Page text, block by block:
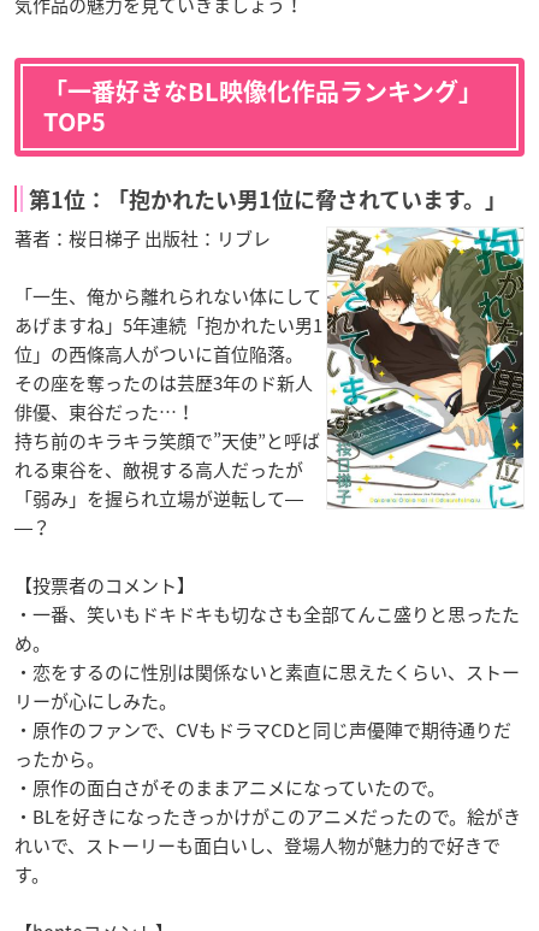
「一番好きなBL映像化作品ランキング」
TOP5
第1位：「抱かれたい男1位に脅されています。」
著者：桜日梯子 出版社：リブレ
「一生、俺から離れられない体にして
あげますね」5年連続「抱かれたい男1
位」の西條高人がついに首位陥落。
その座を奪ったのは芸歴3年のド新人
俳優、東谷だった…！
持ち前のキラキラ笑顔で”天使”と呼ば
れる東谷を、敵視する高人だったが
「弱み」を握られ立場が逆転して―
―？
【投票者のコメント】
・一番、笑いもドキドキも切なさも全部てんこ盛りと思ったた
め。
・恋をするのに性別は関係ないと素直に思えたくらい、ストー
リーが心にしみた。
・原作のファンで、CVもドラマCDと同じ声優陣で期待通りだ
ったから。
・原作の面白さがそのままアニメになっていたので。
・BLを好きになったきっかけがこのアニメだったので。絵がき
れいで、ストーリーも面白いし、登場人物が魅力的で好きで
す。